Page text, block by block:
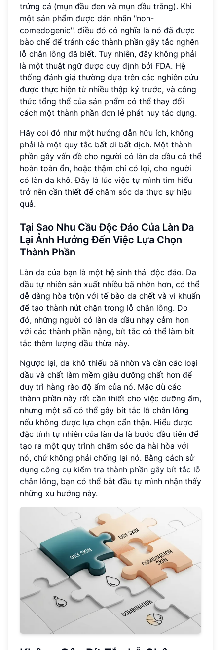
trứng cá (mụn đầu đen và mụn đầu trắng). Khi
một sản phẩm được dán nhãn "non-
comedogenic", điều đó có nghĩa là nó đã được
bào chế để tránh các thành phần gây tắc nghẽn
lỗ chân lông đã biết. Tuy nhiên, đây không phải
là một thuật ngữ được quy định bởi FDA. Hệ
thống đánh giá thường dựa trên các nghiên cứu
được thực hiện từ nhiều thập kỷ trước, và công
thức tổng thể của sản phẩm có thể thay đổi
cách một thành phần đơn lẻ phát huy tác dụng.
Hãy coi đó như một hướng dẫn hữu ích, không
phải là một quy tắc bất di bất dịch. Một thành
phần gây vấn đề cho người có làn da dầu có thể
hoàn toàn ổn, hoặc thậm chí có lợi, cho người
có làn da khô. Đây là lúc việc tự mình tìm hiểu
trở nên cần thiết để chăm sóc da thực sự hiệu
quả.
Tại Sao Nhu Cầu Độc Đáo Của Làn Da
Lại Ảnh Hưởng Đến Việc Lựa Chọn
Thành Phần
Làn da của bạn là một hệ sinh thái độc đáo. Da
dầu tự nhiên sản xuất nhiều bã nhờn hơn, có thể
dễ dàng hòa trộn với tế bào da chết và vi khuẩn
để tạo thành nút chặn trong lỗ chân lông. Do
đó, những người có làn da dầu nhạy cảm hơn
với các thành phần nặng, bít tắc có thể làm bít
tắc thêm lượng dầu thừa này.
Ngược lại, da khô thiếu bã nhờn và cần các loại
dầu và chất làm mềm giàu dưỡng chất hơn để
duy trì hàng rào độ ẩm của nó. Mặc dù các
thành phần này rất cần thiết cho việc dưỡng ẩm,
nhưng một số có thể gây bít tắc lỗ chân lông
nếu không được lựa chọn cẩn thận. Hiểu được
đặc tính tự nhiên của làn da là bước đầu tiên để
tạo ra một quy trình chăm sóc da hài hòa với
nó, chứ không phải chống lại nó. Bằng cách sử
dụng công cụ kiểm tra thành phần gây bít tắc lỗ
chân lông, bạn có thể bắt đầu tự mình nhận thấy
những xu hướng này.